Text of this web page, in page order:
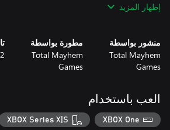
puzzle your way through this abandoned
not alone... Darkness took over these once
Can you discover the truth behind the grim
Mayhem Games have made a beautiful,
إظهار المزيد
منشور بواسطة
Total Mayhem
Games
مطورة بواسطة
Total Mayhem
Games
2‏/10‏/2019
العب باستخدام
XBOX One
XBOX Series X|S